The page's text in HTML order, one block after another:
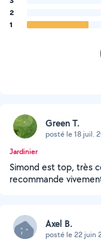
2
1
Green T.
posté le 18 juil.
Jardinier
Simond est top, très
recommande
Axel B.
posté le 22 juin